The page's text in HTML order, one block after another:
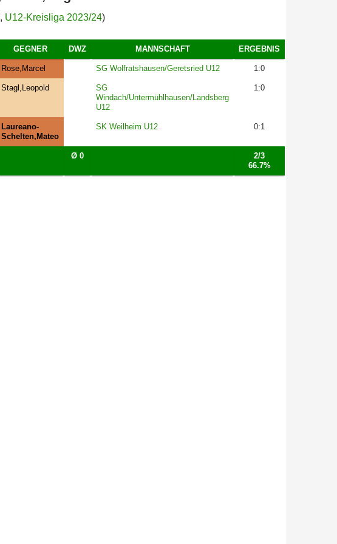
, U12-Kreisliga 2023/24)
GEGNER DWZ MANNSCHAFT ERGEBNIS
Rose,Marcel SG Wolfratshausen/Geretsried U12 1:0
Stagl,Leopold
SG
Windach/Untermühlhausen/Landsberg
U12
1:0
Laureano-
Schelten,Mateo
SK Weilheim U12 0:1
Ø 0
2/3
66.7%